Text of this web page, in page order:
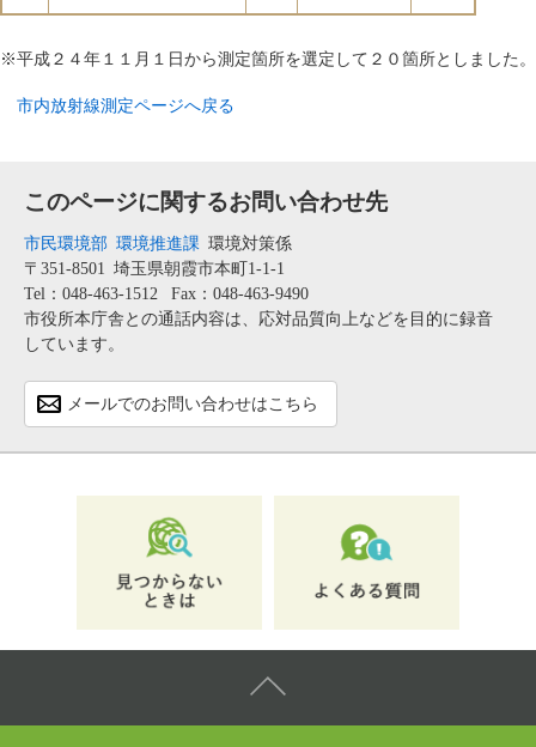
※平成２４年１１月１日から測定箇所を選定して２０箇所としました。
市内放射線測定ページへ戻る
このページに関するお問い合わせ先
市民環境部 環境推進課 環境対策係
〒351-8501 埼玉県朝霞市本町1-1-1
Tel：048-463-1512
Fax：048-463-9490
市役所本庁舎との通話内容は、応対品質向上などを目的に録音
しています。
メールでのお問い合わせはこちら